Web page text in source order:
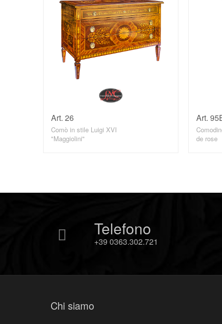
Art. 26
Comò in stile Luigi XVI
"Maggiolini"
Art.
de rose
Telefono
+39 0363.302.721
Chi siamo